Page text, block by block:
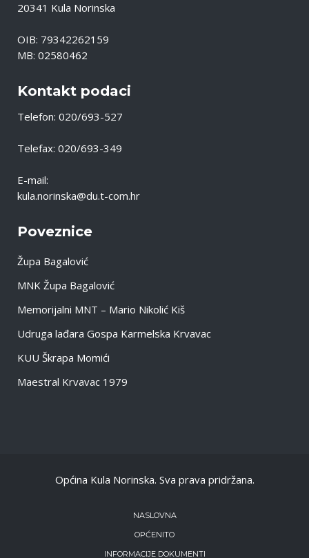
20341 Kula Norinska
OIB: 79342262159
MB: 02580462
Kontakt podaci
Telefon: 020/693-527
Telefax: 020/693-349
E-mail:
kula.norinska@du.t-com.hr
Poveznice
Župa Bagalović
MNK Župa Bagalović
Memorijalni MNT – Mario Nikolić Kiš
Udruga lađara Gospa Karmelska Krvavac
KUU Škrapa Momići
Maestral Krvavac 1979
Općina Kula Norinska. Sva prava pridržana.
NASLOVNA
OPĆENITO
INFORMACIJE DOKUMENTI